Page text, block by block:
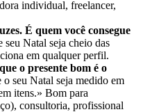
individual, freelancer,
É quem você consegue
seu Natal seja cheio das
em qualquer perfil.
o presente bom é o
o seu Natal seja medido em
itens.» Bom para
consultoria, profissional